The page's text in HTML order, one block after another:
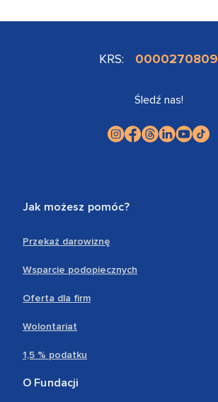
KRS: 0000270809
Śledź nas!
Jak możesz pomóc?
Przekaż darowiznę
Wsparcie podopiecznych
Oferta dla firm
Wolontariat
1,5 % podatku
O Fundacji